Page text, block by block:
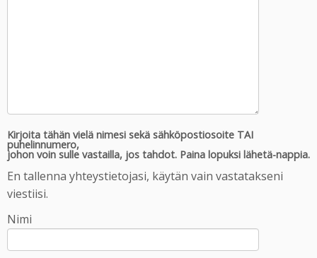
Kirjoita tähän vielä nimesi sekä sähköpostiosoite TAI
puhelinnumero,
johon voin sulle vastailla, jos tahdot. Paina lopuksi lähetä-nappia.
En tallenna yhteystietojasi, käytän vain vastatakseni
viestiisi.
Nimi